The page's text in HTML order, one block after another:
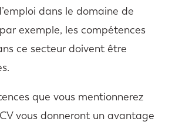
dans le domaine de
exemple, les compétences
ce secteur doivent être
que vous mentionnerez
vous donneront un avantage